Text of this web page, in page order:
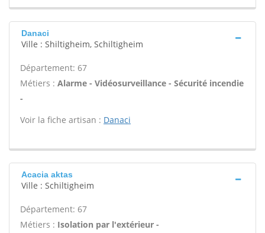
Danaci
Ville : Shiltigheim, Schiltigheim
Département: 67
Métiers : Alarme - Vidéosurveillance - Sécurité incendie
-
Voir la fiche artisan : Danaci
Acacia aktas
Ville : Schiltigheim
Département: 67
Métiers : Isolation par l'extérieur -